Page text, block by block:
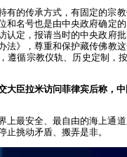
有的传承方式，有固定的宗
和名号也是由中央政府确定
认定，报请当时的中央政府
法》，尊重和保护藏传佛教
遵循宗教仪轨、历史定制，
大臣拉米访问菲律宾后称，
上最安全、最自由的海上通
止挑动矛盾、搬弄是非。